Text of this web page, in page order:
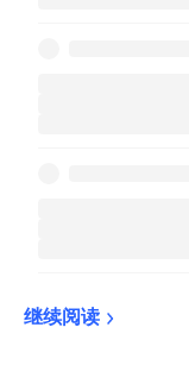
继续阅读